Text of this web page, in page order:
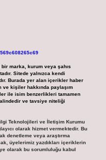
marka, kurum veya şahıs
Sitede yalnızca kendi
Burada yer alan içerikler haber
kişiler hakkında paylaşım
ile isim benzerlikleri tamamen
ve tavsiye niteliği
Teknolojileri ve İletişim Kurumu
olarak hizmet vermektedir. Bu
denetleme veya araştırma
üyelerimiz yazdıkları içeriklerin
olarak bu sorumluluğu kabul